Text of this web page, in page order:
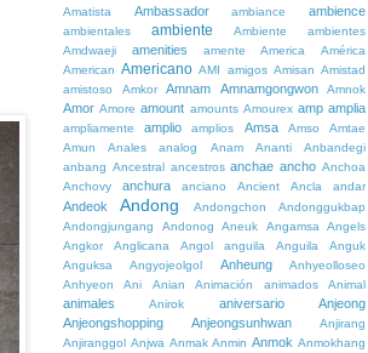
Amatista
Ambassador ambiance ambience
ambientales ambiente Ambiente
ambientes
Amdwaeji
amenities amente America
América
American Americano AMI amigos Amisan Amistad
amistoso
Amkor Amnam Amnamgongwon Amnok
Amor Amore amount amounts Amourex amp amplia
ampliamente amplio amplios Amsa Amso
Amtae
Amun
Anales analog Anam Ananti
Anbandegi
anbang Ancestral ancestros anchae ancho Anchoa
Anchovy
anchura anciano Ancient Ancla andar
Andeok Andong Andongchon
Andonggukbap
Andongjungang
Andonog Aneuk Angamsa
Angels
Angkor
Anglicana Angol anguila Anguila
Anguk
Anguksa
Angyojeolgol Anheung
Anhyeolloseo
Anhyeon
Ani Anian Animación animados Animal
animales Anirok aniversario
Anjeong
Anjeongshopping
Anjeongsunhwan
Anjirang
Anjiranggol Anjwa Anmak Anmin Anmok Anmokhang